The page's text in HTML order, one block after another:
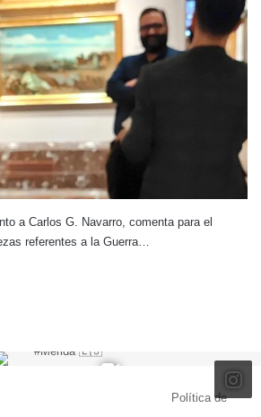
a Carlos G. Navarro, comenta para el
referentes a la Guerra…
Política de